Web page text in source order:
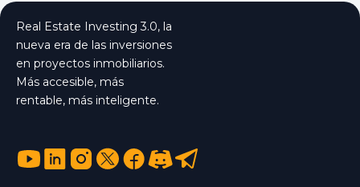
Real Estate Investing 3.0, la
nueva era de las inversiones
en proyectos inmobiliarios.
Más accesible, más
rentable, más inteligente.